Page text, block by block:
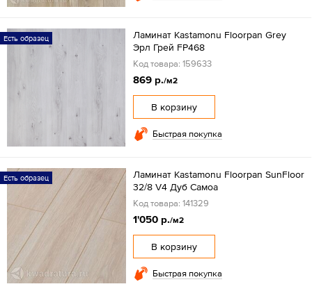
Есть образец
Ламинат Kastamonu Floorpan Grey
Эрл Грей FP468
Код товара: 159633
869 р./м2
В корзину
Быстрая покупка
Есть образец
Ламинат Kastamonu Floorpan SunFloor
32/8 V4 Дуб Самоа
Код товара: 141329
1'050 р./м2
В корзину
Быстрая покупка